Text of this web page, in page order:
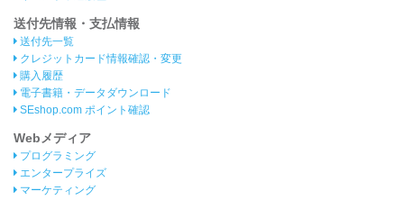
送付先情報・支払情報
送付先一覧
クレジットカード情報確認・変更
購入履歴
電子書籍・データダウンロード
SEshop.com ポイント確認
Webメディア
プログラミング
エンタープライズ
マーケティング